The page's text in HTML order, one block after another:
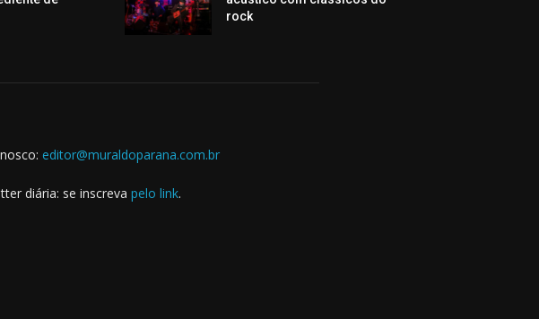
rock
editor@muraldoparana.com.br
diária: se inscreva pelo link.